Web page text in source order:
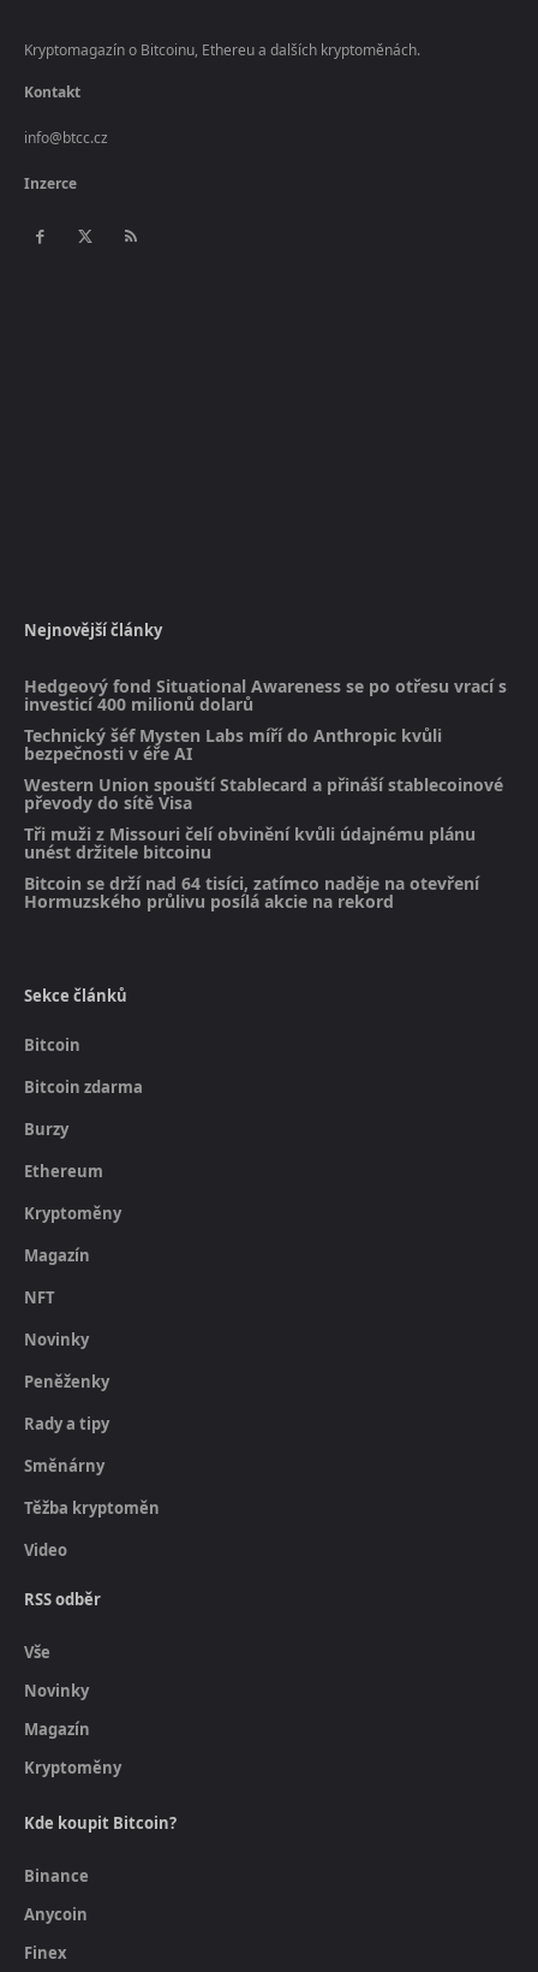
Kryptomagazín o Bitcoinu, Ethereu a dalších kryptoměnách.
Kontakt
info@btcc.cz
Inzerce
Nejnovější články
Hedgeový fond Situational Awareness se po otřesu vrací s
investicí 400 milionů dolarů
Technický šéf Mysten Labs míří do Anthropic kvůli
bezpečnosti v éře AI
Western Union spouští Stablecard a přináší stablecoinové
převody do sítě Visa
Tři muži z Missouri čelí obvinění kvůli údajnému plánu
unést držitele bitcoinu
Bitcoin se drží nad 64 tisíci, zatímco naděje na otevření
Hormuzského průlivu posílá akcie na rekord
Sekce článků
Bitcoin
Bitcoin zdarma
Burzy
Ethereum
Kryptoměny
Magazín
NFT
Novinky
Peněženky
Rady a tipy
Směnárny
Těžba kryptoměn
Video
RSS odběr
Vše
Novinky
Magazín
Kryptoměny
Kde koupit Bitcoin?
Binance
Anycoin
Finex